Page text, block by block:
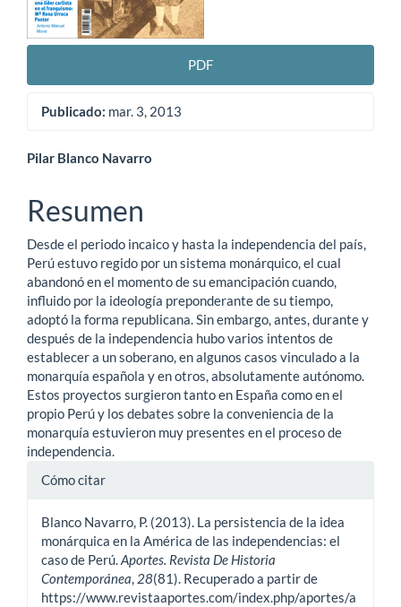
PDF
Publicado: mar. 3, 2013
Contenido
principal
del
artículo
Pilar Blanco Navarro
Resumen
Desde el periodo incaico y hasta la independencia del país,
Perú estuvo regido por un sistema monárquico, el cual
abandonó en el momento de su emancipación cuando,
influido por la ideología preponderante de su tiempo,
adoptó la forma republicana. Sin embargo, antes, durante y
después de la independencia hubo varios intentos de
establecer a un soberano, en algunos casos vinculado a la
monarquía española y en otros, absolutamente autónomo.
Estos proyectos surgieron tanto en España como en el
propio Perú y los debates sobre la conveniencia de la
monarquía estuvieron muy presentes en el proceso de
independencia.
Detalles
artículo
Cómo citar
Blanco Navarro, P. (2013). La persistencia de la idea
monárquica en la América de las independencias: el
caso de Perú.Aportes. Revista De Historia
Contemporánea, 28(81). Recuperado a partir de
https://www.revistaaportes.com/index.php/aportes/a